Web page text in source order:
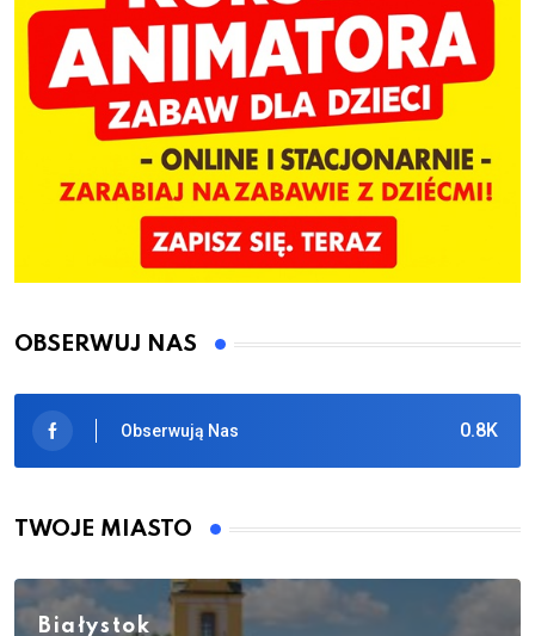
OBSERWUJ NAS
0.8K
Obserwują Nas
TWOJE MIASTO
Białystok